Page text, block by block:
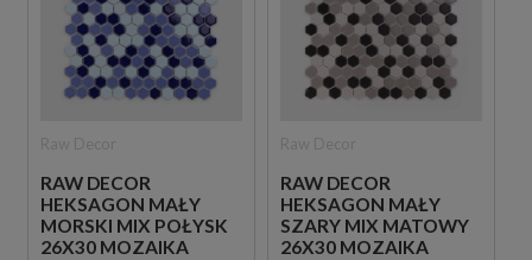
RAW DECOR
HEKSAGON MAŁY
MORSKI MIX POŁYSK
26X30 MOZAIKA
RAW DECOR
HEKSAGON MAŁY
SZARY MIX MATOWY
26X30 MOZAIKA